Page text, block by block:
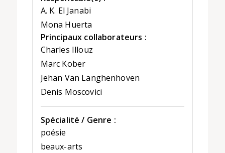
A. K. El Janabi
Mona Huerta
Principaux collaborateurs :
Charles Illouz
Marc Kober
Jehan Van Langhenhoven
Denis Moscovici
Spécialité / Genre :
poésie
beaux-arts